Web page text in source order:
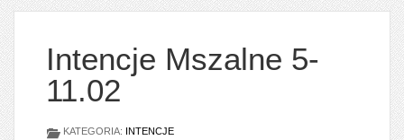
Intencje Mszalne 5-
11.02
KATEGORIA: INTENCJE